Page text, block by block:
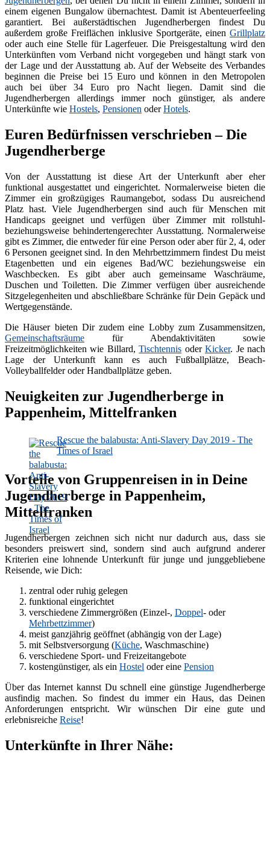
einem eigenen Bungalow übernachtest. Damit ist Abenteuerfeeling
garantiert. Bei außerstädtischen Jugendherbergen findest Du
außerdem große Freiflächen inklusive Sportgeräte, einen Grillplatz
oder auch eine Stelle für Lagerfeuer. Die Preisgestaltung wird den
Unterkünften vom Verband nicht vorgegeben und hängt stark von
der Lage und der Ausstattung ab. Auf der Webseite des Verbandes
beginnen die Preise bei 15 Euro und können in den Metropolen
auch bei über 34 Euro pro Nacht liegen. Damit sind die
Jugendherbergen allerdings immer noch günstiger, als andere
Unterkünfte wie Hostels, Pensionen oderHotels.
Euren Bedürfnissen verschrieben – Die
Jugendherberge
Von der Ausstattung ist diese Art der Unterkunft aber eher
funktional ausgestattet und eingerichtet. Normalerweise bieten die
Zimmer ein großzügiges Raumangebot, sodass Du ausreichend
Platz hast. Viele Jugendherbergen sind auch für Menschen mit
Handicaps geeignet und verfügen über Zimmer mit rollstuhl-
beziehungsweise behindertengerechter Ausstattung. Normalerweise
gibt es Zimmer, die entweder für eine Person oder aber für 2, 4, oder
6 Personen geeignet sind. In den Mehrbettzimmern findest Du meist
Etagenbetten und ein eigenes Bad/WC beziehungsweise ein
Waschbecken. Es gibt aber auch gemeinsame Waschräume,
Duschen und Toiletten. Die Zimmer verfügen über ausreichende
Sitzgelegenheiten und abschließbare Schränke für Dein Gepäck und
Wertgegenstände.
Die Häuser bieten Dir zudem eine Lobby zum Zusammensitzen,
Gemeinschaftsräume für Abendaktivitäten sowie
Freizeitmöglichkeiten wie Billard,Tischtennis oderKicker. Je nach
Lage der Unterkunft kann es auch Fußballplätze, Beach-
Volleyballfelder oder Handballplätze geben.
Neuigkeiten zur Jugendherberge in
Pappenheim, Mittelfranken
Rescue the balabusta: Anti-Slavery Day 2019 - The
Times of Israel
Vorteile von Gruppenreisen in in Deine
Jugendherberge in Pappenheim,
Mittelfranken
Jugendherbergen zeichnen sich nicht nur dadurch aus, dass sie
besonders preiswert sind, sondern sind auch aufgrund anderer
Kriterien eine lohnende Unterkunft für junge und junggebliebene
Reisende, wie Dich:
zentral oder ruhig gelegen
funktional eingerichtet
verschiedene Zimmergrößen (Einzel-, Doppel- oder
Mehrbettzimmer)
meist ganzjährig geöffnet (abhängig von der Lage)
mit Selbstversorgung (Küche, Waschmaschine)
verschiedene Sport- und Freizeitangebote
kostengünstiger, als ein Hostel oder eine Pension
Über das Internet kannst Du schnell eine günstige Jugendherberge
ausfindig machen. So findest du immer ein Haus, das Deinen
Anforderungen entspricht. Wir wünschen Dir eine gute und
erlebnisreiche Reise!
Unterkünfte in Ihrer Nähe: